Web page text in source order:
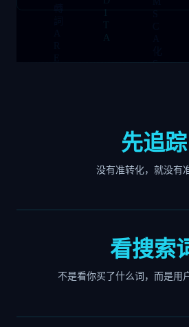
先追踪
没有准转化，就没有
看搜索
不是看你买了什么词，而是用